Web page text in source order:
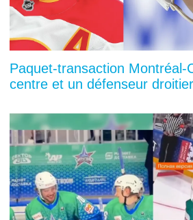
Paquet-transaction Montréal-
centre et un défenseur